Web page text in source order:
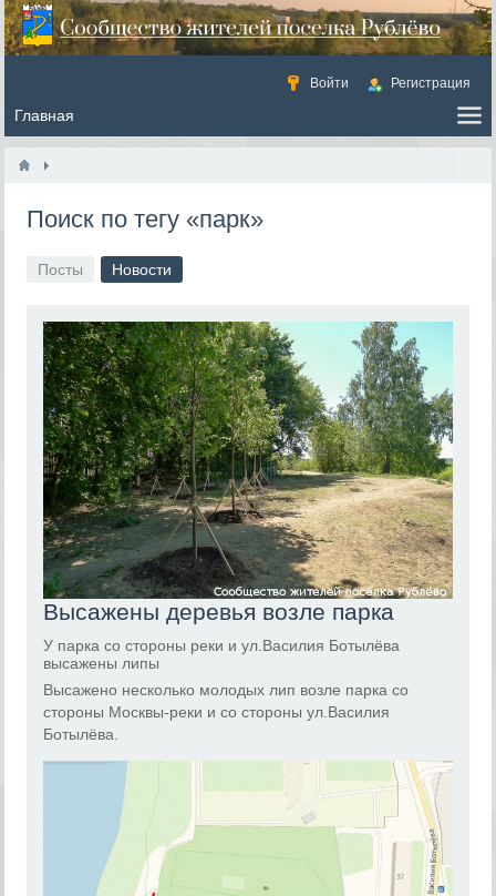
Войти Регистрация
Поиск по тегу «парк»
Посты Новости
Высажены деревья возле парка
У парка со стороны реки и ул.Василия Ботылёва
высажены липы
Высажено несколько молодых лип возле парка со
стороны Москвы-реки и со стороны ул.Василия
Ботылёва.